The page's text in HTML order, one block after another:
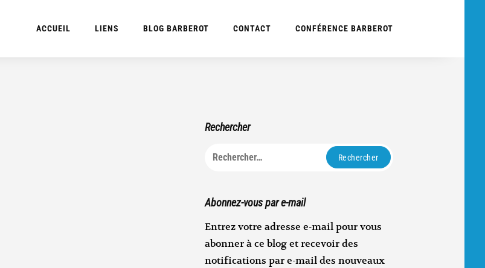
ACCUEIL LIENS BLOG BARBEROT CONTACT CONFÉRENCE BARBEROT
Rechercher
Rechercher :
Abonnez-vous par e-mail
Entrez votre adresse e-mail pour vous
abonner à ce blog et recevoir des
notifications par e-mail des nouveaux